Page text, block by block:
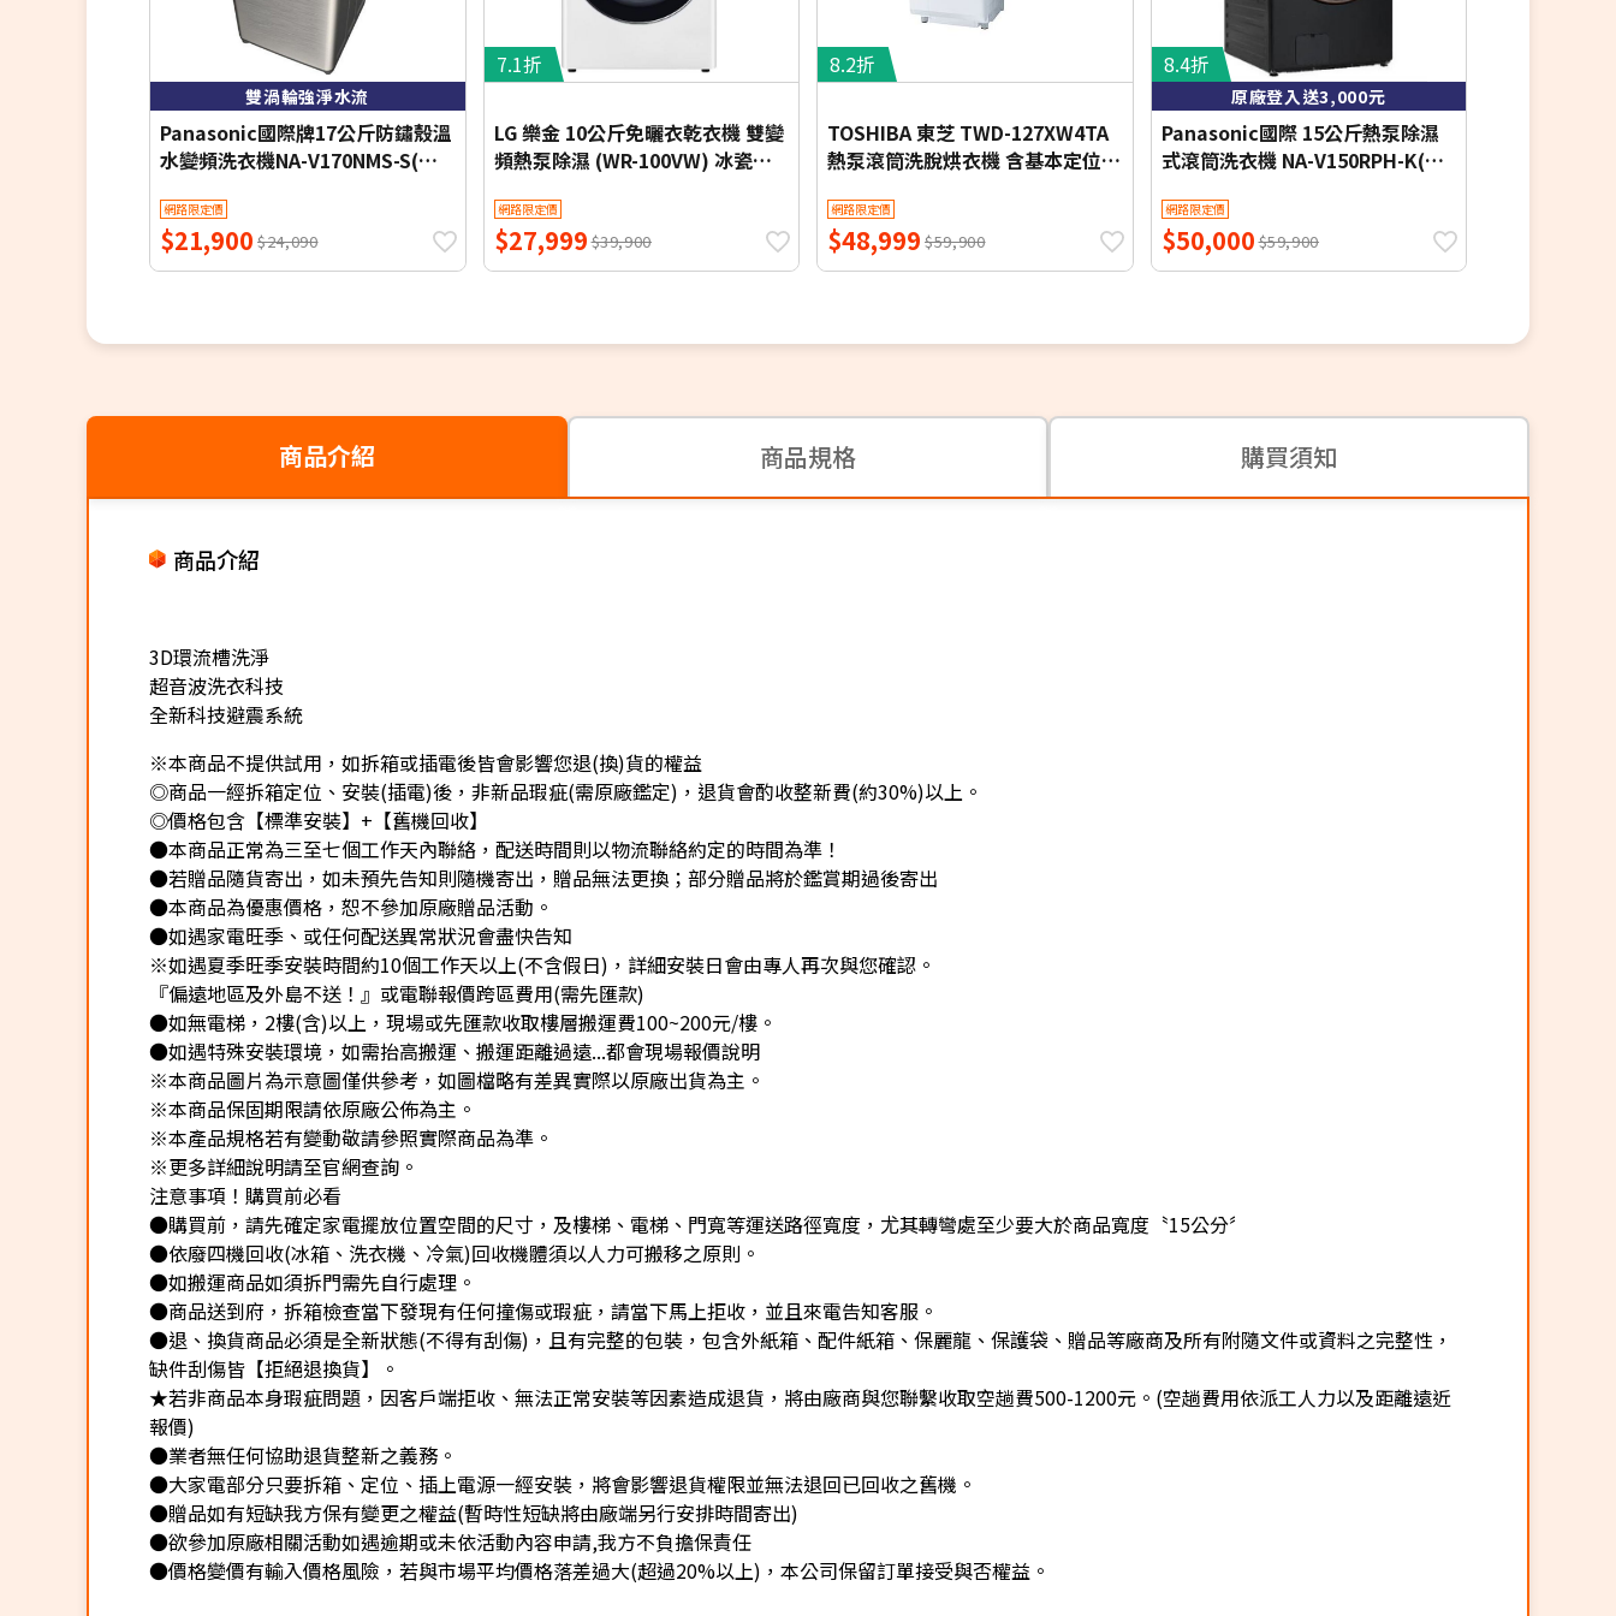
雙渦輪強淨水流
Panasonic國際牌17公斤防鏽殼溫
水變頻洗衣機NA-V170NMS-S(含
網路限定價
$21,900 $24,090
7.1折
LG 樂金 10公斤免曬衣乾衣機 雙變
頻熱泵除濕 (WR-100VW) 冰瓷白
網路限定價
$27,999$39,900
8.2折
TOSHIBA 東芝 TWD-127XW4TA
熱泵滾筒洗脫烘衣機 含基本定位安
網路限定價
$48,999 $59,900
8.4折
原廠登入送3,000元
Panasonic國際 15公斤熱泵除濕
式滾筒洗衣機 NA-V150RPH-K(夜
(自行官網登入)$3000【限時優
惠】
網路限定價
$50,000$59,900
商品介紹 商品規格 購買須知
商品介紹
3D環流槽洗淨
超音波洗衣科技
全新科技避震系統
※本商品不提供試用，如拆箱或插電後皆會影響您退(換)貨的權益
◎商品一經拆箱定位、安裝(插電)後，非新品瑕疵(需原廠鑑定)，退貨會酌收整新費(約30%)以上。
◎價格包含【標準安裝】+【舊機回收】
●本商品正常為三至七個工作天內聯絡，配送時間則以物流聯絡約定的時間為準！
●若贈品隨貨寄出，如未預先告知則隨機寄出，贈品無法更換；部分贈品將於鑑賞期過後寄出
●本商品為優惠價格，恕不參加原廠贈品活動。
●如遇家電旺季、或任何配送異常狀況會盡快告知
※如遇夏季旺季安裝時間約10個工作天以上(不含假日)，詳細安裝日會由專人再次與您確認。
『偏遠地區及外島不送！』或電聯報價跨區費用(需先匯款)
●如無電梯，2樓(含)以上，現場或先匯款收取樓層搬運費100~200元/樓。
●如遇特殊安裝環境，如需抬高搬運、搬運距離過遠...都會現場報價說明
※本商品圖片為示意圖僅供參考，如圖檔略有差異實際以原廠出貨為主。
※本商品保固期限請依原廠公佈為主。
※本產品規格若有變動敬請參照實際商品為準。
※更多詳細說明請至官網查詢。
注意事項！購買前必看
●購買前，請先確定家電擺放位置空間的尺寸，及樓梯、電梯、門寬等運送路徑寬度，尤其轉彎處至少要大於商品寬度〝15公分〞
●依廢四機回收(冰箱、洗衣機、冷氣)回收機體須以人力可搬移之原則。
●如搬運商品如須拆門需先自行處理。
●商品送到府，拆箱檢查當下發現有任何撞傷或瑕疵，請當下馬上拒收，並且來電告知客服。
●退、換貨商品必須是全新狀態(不得有刮傷)，且有完整的包裝，包含外紙箱、配件紙箱、保麗龍、保護袋、贈品等廠商及所有附隨文件或資料之完整性，
缺件刮傷皆【拒絕退換貨】。
★若非商品本身瑕疵問題，因客戶端拒收、無法正常安裝等因素造成退貨，將由廠商與您聯繫收取空趟費500-1200元。(空趟費用依派工人力以及距離遠近
報價)
●業者無任何協助退貨整新之義務。
●大家電部分只要拆箱、定位、插上電源一經安裝，將會影響退貨權限並無法退回已回收之舊機。
●贈品如有短缺我方保有變更之權益(暫時性短缺將由廠端另行安排時間寄出)
●欲參加原廠相關活動如遇逾期或未依活動內容申請,我方不負擔保責任
●價格變價有輸入價格風險，若與市場平均價格落差過大(超過20%以上)，本公司保留訂單接受與否權益。